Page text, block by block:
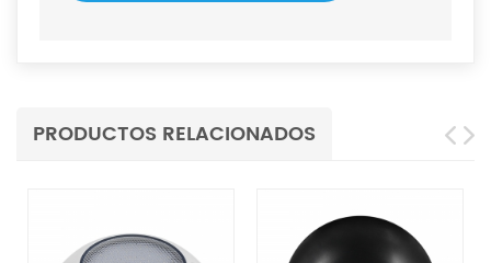
PRODUCTOS RELACIONADOS